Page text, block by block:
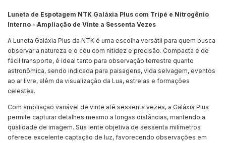
Luneta de Espotagem NTK Galáxia Plus com Tripé e Nitrogênio
Interno - Ampliação de Vinte a Sessenta Vezes
A Luneta Galáxia Plus da NTK é uma escolha versátil para quem busca
observar a natureza e o céu com nitidez e precisão. Compacta e de
fácil transporte, é ideal tanto para observação terrestre quanto
astronômica, sendo indicada para paisagens, vida selvagem, eventos
ao ar livre, além da visualização da Lua, estrelas e formações
celestes.
Com ampliação variável de vinte até sessenta vezes, a Galáxia Plus
permite capturar detalhes mesmo a longas distâncias, mantendo a
qualidade de imagem. Sua lente objetiva de sessenta milímetros
oferece excelente captação de luz, favorecendo observações em